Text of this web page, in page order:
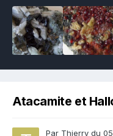
Atacamite et
Par Thierry du 05